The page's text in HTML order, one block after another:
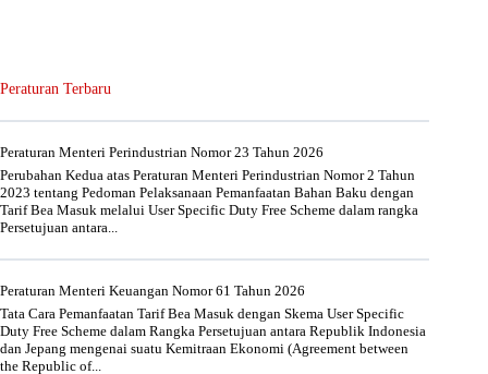
Peraturan Terbaru
Peraturan Menteri Perindustrian Nomor 23 Tahun 2026
Perubahan Kedua atas Peraturan Menteri Perindustrian Nomor 2 Tahun
2023 tentang Pedoman Pelaksanaan Pemanfaatan Bahan Baku dengan
Tarif Bea Masuk melalui User Specific Duty Free Scheme dalam rangka
Persetujuan antara...
Peraturan Menteri Keuangan Nomor 61 Tahun 2026
Tata Cara Pemanfaatan Tarif Bea Masuk dengan Skema User Specific
Duty Free Scheme dalam Rangka Persetujuan antara Republik Indonesia
dan Jepang mengenai suatu Kemitraan Ekonomi (Agreement between
the Republic of...